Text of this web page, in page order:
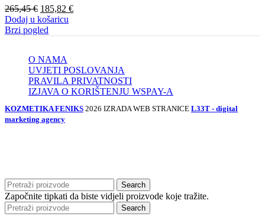
265,45€ Izvorna
cijena
bila
185,82 €Trenutna
Dodaj u košaricu
Brzi pogled
O NAMA
UVJETI POSLOVANJA
PRAVILA PRIVATNOSTI
IZJAVA O KORIŠTENJU WSPAY-A
KOZMETIKA FENIKS 2026 IZRADA WEB STRANICE L33T - digital
marketing agency
Search
Započnite tipkati da biste vidjeli proizvode koje tražite.
Search